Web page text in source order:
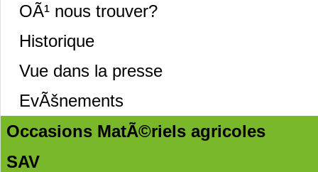
OÃ¹ nous trouver?
Historique
Vue dans la presse
EvÃšnements
Occasions MatÃ©riels agricoles
SAV